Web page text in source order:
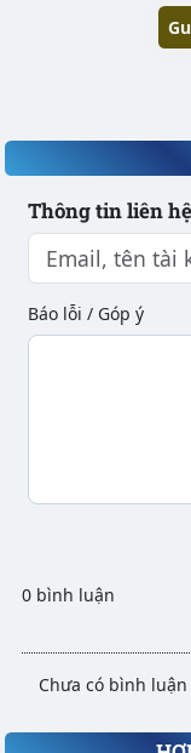
Thông tin liên
Báo lỗi / Góp ý
0 bình luận
Chưa có bình